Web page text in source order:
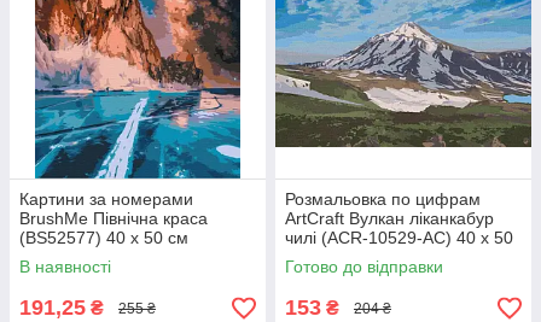
Картини за номерами
BrushMe Північна краса
(BS52577) 40 х 50 см
В наявності
191,25 ₴ 255 ₴
Розмальовка по цифрам
ArtCraft Вулкан ліканкабур
чилі (ACR-10529-AC) 40 х 50
см
Готово до відправки
153 ₴ 204 ₴